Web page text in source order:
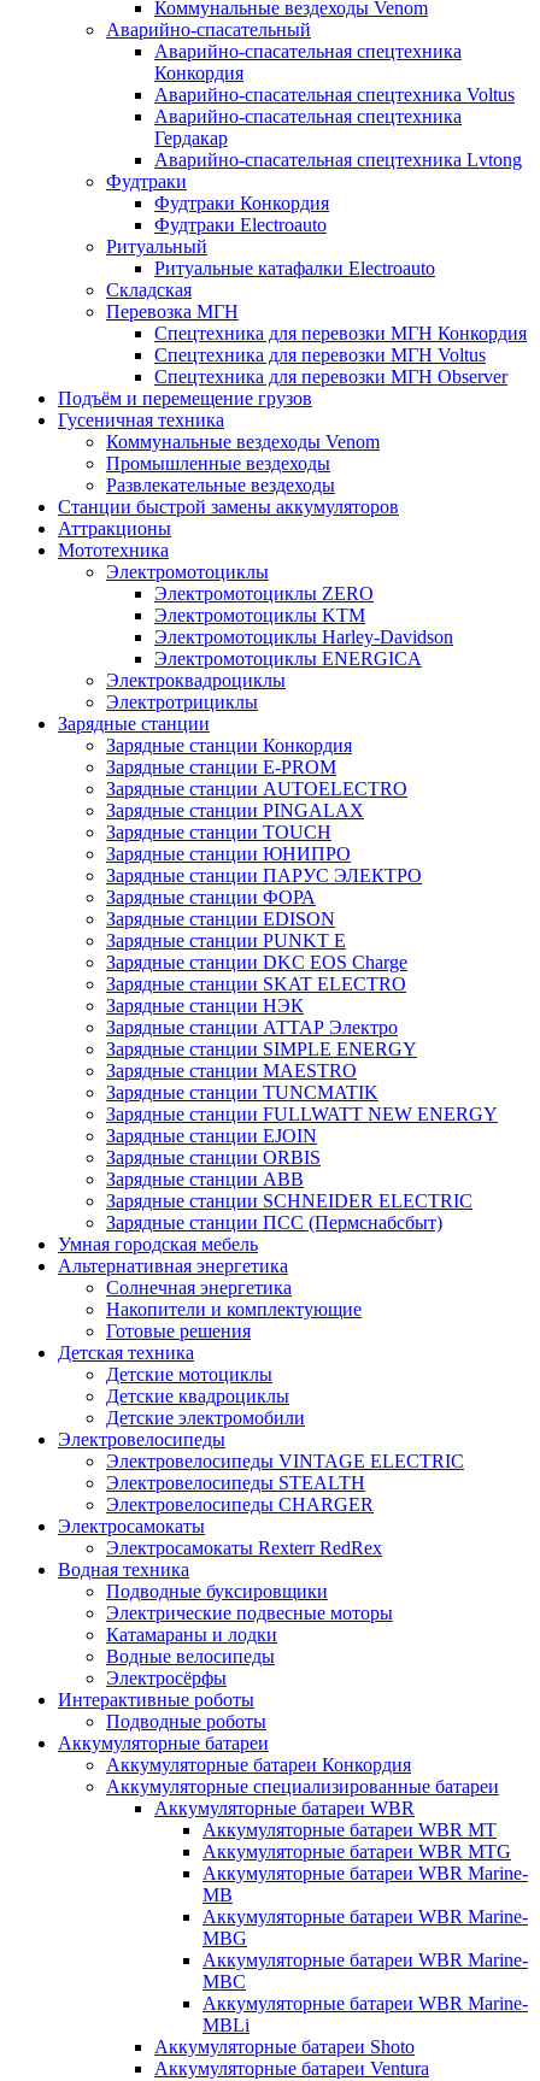
Коммунальные вездеходы Venom
Аварийно-спасательный
Аварийно-спасательная спецтехника
Конкордия
Аварийно-спасательная спецтехника Voltus
Аварийно-спасательная спецтехника
Гердакар
Аварийно-спасательная спецтехника Lvtong
Фудтраки
Фудтраки Конкордия
Фудтраки Electroauto
Ритуальный
Ритуальные катафалки Electroauto
Складская
Перевозка МГН
Спецтехника для перевозки МГН Конкордия
Спецтехника для перевозки МГН Voltus
Спецтехника для перевозки МГН Observer
Подъём и перемещение грузов
Гусеничная техника
Коммунальные вездеходы Venom
Промышленные вездеходы
Развлекательные вездеходы
Станции быстрой замены аккумуляторов
Аттракционы
Мототехника
Электромотоциклы
Электромотоциклы ZERO
Электромотоциклы KTM
Электромотоциклы Harley-Davidson
Электромотоциклы ENERGICA
Электроквадроциклы
Электротрициклы
Зарядные станции
Зарядные станции Конкордия
Зарядные станции E-PROM
Зарядные станции AUTOELECTRO
Зарядные станции PINGALAX
Зарядные станции TOUCH
Зарядные станции ЮНИПРО
Зарядные станции ПАРУС ЭЛЕКТРО
Зарядные станции ФОРА
Зарядные станции EDISON
Зарядные станции PUNKT E
Зарядные станции DKC EOS Charge
Зарядные станции SKAT ELECTRO
Зарядные станции НЭК
Зарядные станции АТТАР Электро
Зарядные станции SIMPLE ENERGY
Зарядные станции MAESTRO
Зарядные станции TUNCMATIK
Зарядные станции FULLWATT NEW ENERGY
Зарядные станции EJOIN
Зарядные станции ORBIS
Зарядные станции ABB
Зарядные станции SCHNEIDER ELECTRIC
Зарядные станции ПСС (Пермснабсбыт)
Умная городская мебель
Альтернативная энергетика
Солнечная энергетика
Накопители и комплектующие
Готовые решения
Детская техника
Детские мотоциклы
Детские квадроциклы
Детские электромобили
Электровелосипеды
Электровелосипеды VINTAGE ELECTRIC
Электровелосипеды STEALTH
Электровелосипеды CHARGER
Электросамокаты
Электросамокаты Rexterr RedRex
Водная техника
Подводные буксировщики
Электрические подвесные моторы
Катамараны и лодки
Водные велосипеды
Электросёрфы
Интерактивные роботы
Подводные роботы
Аккумуляторные батареи
Аккумуляторные батареи Конкордия
Аккумуляторные специализированные батареи
Аккумуляторные батареи WBR
Аккумуляторные батареи WBR MT
Аккумуляторные батареи WBR MTG
Аккумуляторные батареи WBR Marine-
MB
Аккумуляторные батареи WBR Marine-
MBG
Аккумуляторные батареи WBR Marine-
MBC
Аккумуляторные батареи WBR Marine-
MBLi
Аккумуляторные батареи Shoto
Аккумуляторные батареи Ventura